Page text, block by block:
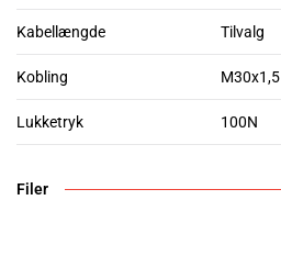
Kabellængde Tilvalg
Kobling M30x1,5
Lukketryk 100N
Filer